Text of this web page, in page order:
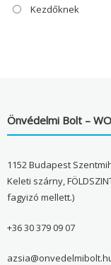
Kezdőknek
Önvédelmi Bolt –
1152 Budapest
Keleti szárny,
fagyizó mellett.)
+36 30 379 09 07